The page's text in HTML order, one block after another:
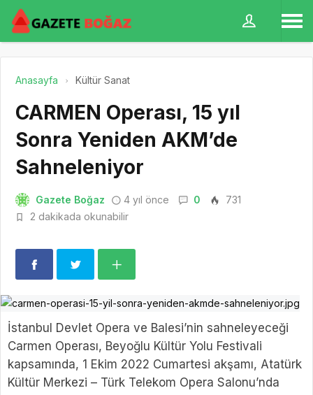
Anasayfa Kültür Sanat
CARMEN Operası, 15 yıl
Sonra Yeniden AKM’de
Sahneleniyor
Gazete Boğaz 4 yıl önce 0
731
2 dakikada okunabilir
İstanbul Devlet Opera ve Balesi’nin sahneleyeceği
Carmen Operası, Beyoğlu Kültür Yolu Festivali
kapsamında, 1 Ekim 2022 Cumartesi akşamı, Atatürk
Kültür Merkezi – Türk Telekom Opera Salonu’nda